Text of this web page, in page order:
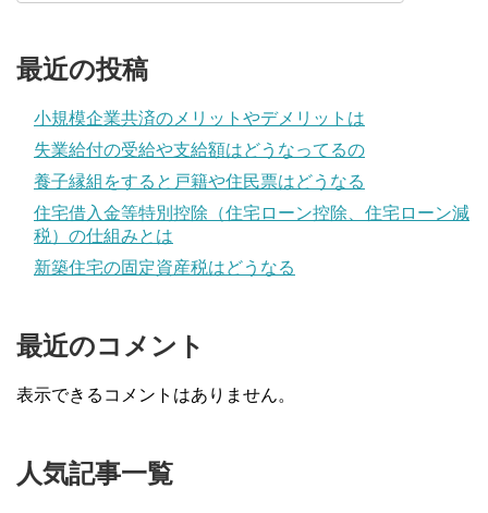
最近の投稿
小規模企業共済のメリットやデメリットは
失業給付の受給や支給額はどうなってるの
養子縁組をすると戸籍や住民票はどうなる
住宅借入金等特別控除（住宅ローン控除、住宅ローン減
税）の仕組みとは
新築住宅の固定資産税はどうなる
最近のコメント
表示できるコメントはありません。
人気記事一覧